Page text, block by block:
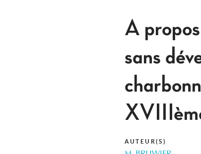
A
sans
AUTEUR(S)